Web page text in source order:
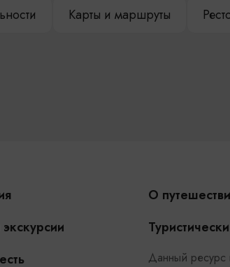
Карты и маршруты
О
Данный ресурс